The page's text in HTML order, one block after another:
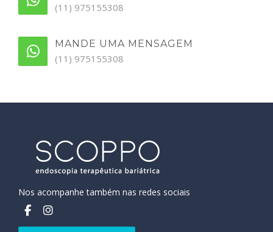
(11) 975155308
MANDE UMA MENSAGEM
(11) 975155308
Nos acompanhe também nas redes sociais